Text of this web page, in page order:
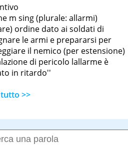
m sing (plurale: allarmi)
ordine dato ai soldati di
le armi e prepararsi per
il nemico (per estensione)
di pericolo lallarme è
in ritardo''
>>